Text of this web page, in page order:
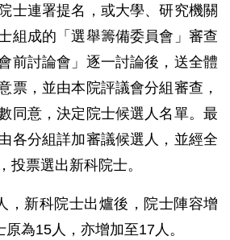
士連署提名，或大學、研究機關
組成的「選舉籌備委員會」審查
前討論會」逐一討論後，送全體
票，並由本院評議會分組審查，
同意，決定院士候選人名單。最
各分組詳加審議候選人，並經全
投票選出新科院士。
，新科院士出爐後，院士陣容增
為15人，亦增加至17人。